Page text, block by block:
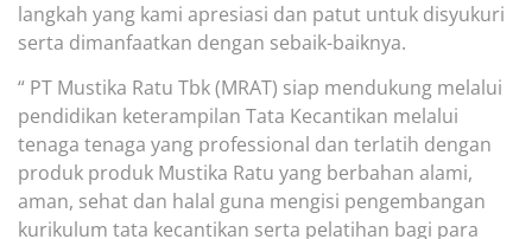
langkah yang kami apresiasi dan patut untuk disyukuri
serta dimanfaatkan dengan sebaik-baiknya.
“ PT Mustika Ratu Tbk(MRAT) siap mendukung melalui
pendidikan keterampilan Tata Kecantikan melalui
tenaga tenaga yang professional dan terlatih dengan
produk produk Mustika Ratu yang berbahan alami,
aman, sehat dan halal guna mengisi pengembangan
kurikulum tata kecantikan serta pelatihan bagi para